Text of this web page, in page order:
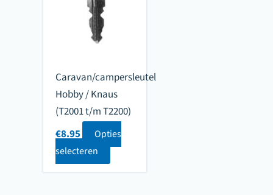
Caravan/campersleutel
Hobby / Knaus
(T2001 t/m T2200)
€8.95
Opties
selecteren